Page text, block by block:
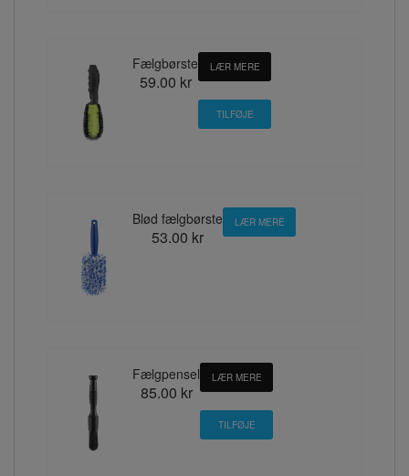
Fælgbørste
59.00 kr
LÆR MERE
Blød fælgbørste
53.00 kr
LÆR MERE
Fælgpensel
85.00 kr
LÆR MERE